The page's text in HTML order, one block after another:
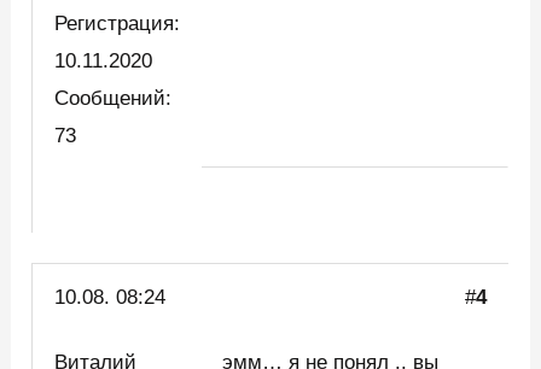
Регистрация:
10.11.2020
Сообщений:
73
10.08. 08:24 #4
Виталий
эмм… я не понял .. вы